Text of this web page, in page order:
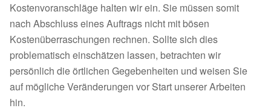
Kostenvoranschläge halten wir ein. Sie müssen somit
nach Abschluss eines Auftrags nicht mit bösen
Kostenüberraschungen rechnen. Sollte sich dies
problematisch einschätzen lassen, betrachten wir
persönlich die örtlichen Gegebenheiten und weisen Sie
auf mögliche Veränderungen vor Start unserer Arbeiten
hin.